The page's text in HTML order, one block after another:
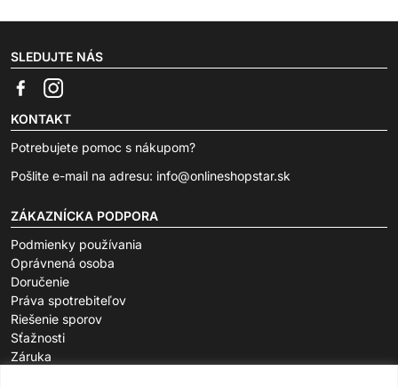
SLEDUJTE NÁS
KONTAKT
Potrebujete pomoc s nákupom?
Pošlite e-mail na adresu: info@onlineshopstar.sk
ZÁKAZNÍCKA PODPORA
Podmienky používania
Oprávnená osoba
Doručenie
Práva spotrebiteľov
Riešenie sporov
Sťažnosti
Záruka